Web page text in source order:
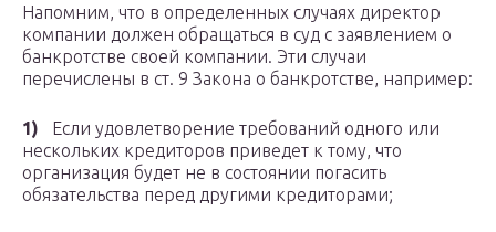
Напомним, что в определенных случаях директор
компании должен обращаться в суд с заявлением о
банкротстве своей компании. Эти случаи
перечислены в ст. 9 Закона о банкротстве, например:
1)
Если удовлетворение требований одного или
нескольких кредиторов приведет к тому, что
организация будет не в состоянии погасить
обязательства перед другими кредиторами;